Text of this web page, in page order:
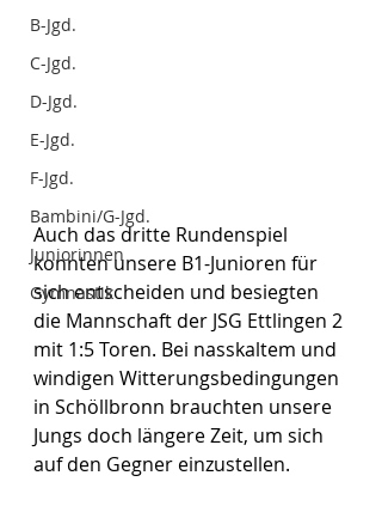
B-Jgd.
C-Jgd.
D-Jgd.
E-Jgd.
F-Jgd.
Bambini/G-Jgd.
Juniorinnen
Gymnastik
Auch das dritte Rundenspiel
konnten unsere B1-Junioren für
sich entscheiden und besiegten
die Mannschaft der JSG Ettlingen 2
mit 1:5 Toren. Bei nasskaltem und
windigen Witterungsbedingungen
in Schöllbronn brauchten unsere
Jungs doch längere Zeit, um sich
auf den Gegner einzustellen.